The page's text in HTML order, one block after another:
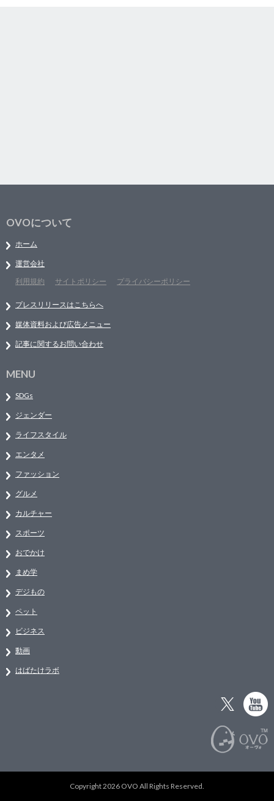
OVOについて
ホーム
運営会社
利用規約
サイトポリシー プライバシーポリシー
プレスリリースはこちらへ
媒体資料および広告メニュー
記事に関するお問い合わせ
MENU
SDGs
ジェンダー
ライフスタイル
エンタメ
ファッション
グルメ
カルチャー
スポーツ
おでかけ
まめ学
デジもの
ペット
ビジネス
動画
はばたけラボ
Copyright 2026 OVO All Rights Reserved.